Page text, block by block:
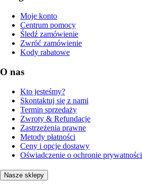
Moje konto
Centrum pomocy
Śledź zamówienie
Zwróć zamówienie
Kody rabatowe
O nas
Kto jesteśmy?
Skontaktuj się z nami
Termin sprzedaży
Zwroty & Refundacje
Zastrzeżenia prawne
Metody płatności
Ceny i opcje dostawy
Oświadczenie o ochronie prywatności
Nasze sklepy